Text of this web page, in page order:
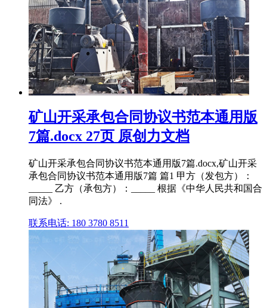
矿山开采承包合同协议书范本通用版
7篇.docx 27页 原创力文档
矿山开采承包合同协议书范本通用版7篇.docx,矿山开采
承包合同协议书范本通用版7篇 篇1 甲方（发包方）：
_____ 乙方（承包方）：_____ 根据《中华人民共和国合
同法》 .
联系电话: 180 3780 8511